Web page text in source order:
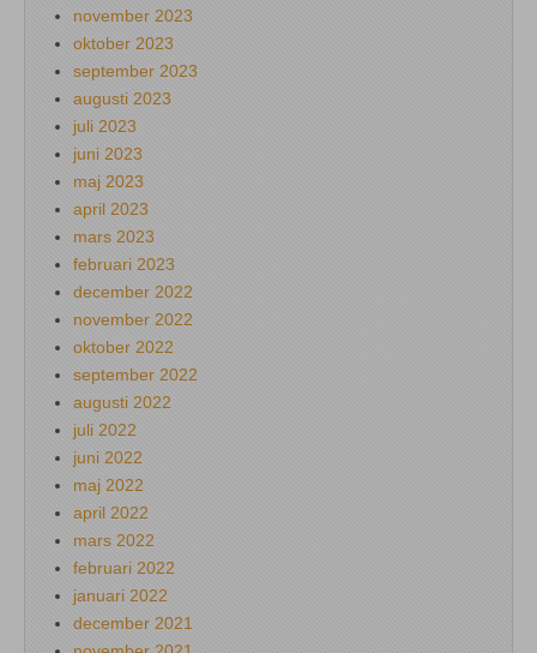
november 2023
oktober 2023
september 2023
augusti 2023
juli 2023
juni 2023
maj 2023
april 2023
mars 2023
februari 2023
december 2022
november 2022
oktober 2022
september 2022
augusti 2022
juli 2022
juni 2022
maj 2022
april 2022
mars 2022
februari 2022
januari 2022
december 2021